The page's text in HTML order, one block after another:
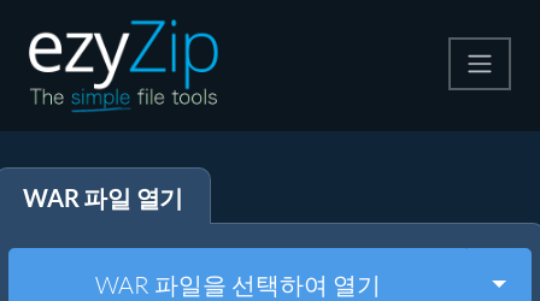
압축 해제
WAR 파일 열기
WAR 파일을 선택하여 열기